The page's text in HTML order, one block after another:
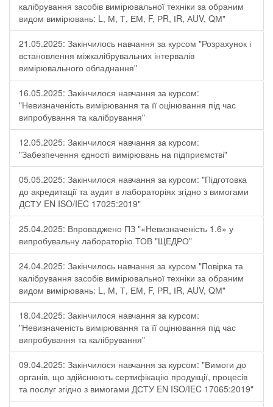
калібрування засобів вимірювальної техніки за обраним
видом вимірювань: L, М, Т, ЕМ, F, РR, ІR, АUV, QМ"
21.05.2025: Закінчилось навчання за курсом "Розрахунок і
встановлення міжкалібрувальних інтервалів
вимірювального обладнання"
16.05.2025: Закінчилося навчання за курсом:
"Невизначеність вимірювання та її оцінювання під час
випробування та калібрування"
12.05.2025: Закінчилося навчання за курсом:
"Забезпечення єдності вимірювань на підприємстві"
05.05.2025: Закінчилося навчання за курсом: "Підготовка
до акредитації та аудит в лабораторіях згідно з вимогами
ДСТУ EN ISO/IEC 17025:2019"
25.04.2025: Впроваджено ПЗ "«Невизначеність 1.6» у
випробувальну лабораторію ТОВ "ЩЕДРО"
24.04.2025: Закінчилось навчання за курсом "Повірка та
калібрування засобів вимірювальної техніки за обраним
видом вимірювань: L, М, Т, ЕМ, F, РR, ІR, АUV, QМ"
18.04.2025: Закінчилося навчання за курсом:
"Невизначеність вимірювання та її оцінювання під час
випробування та калібрування"
09.04.2025: Закінчилося навчання за курсом: "Вимоги до
органів, що здійснюють сертифікацію продукції, процесів
та послуг згідно з вимогами ДСТУ EN ISO/IEC 17065:2019"